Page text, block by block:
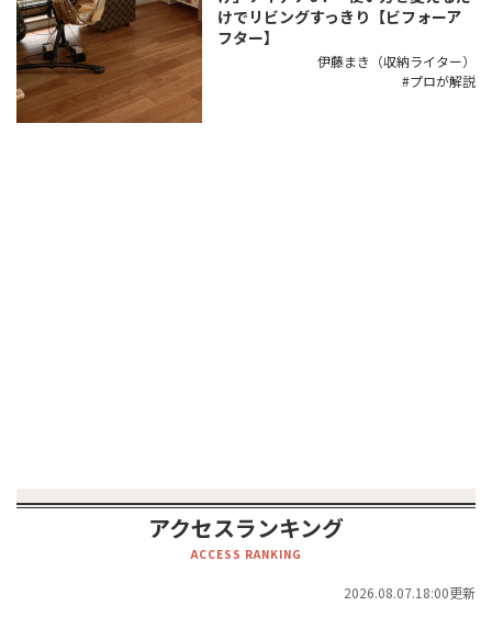
けでリビングすっきり【ビフォーア
フター】
伊藤まき（収納ライター）
プロが解説
アクセスランキング
ACCESS RANKING
2026.08.07.18:00更新